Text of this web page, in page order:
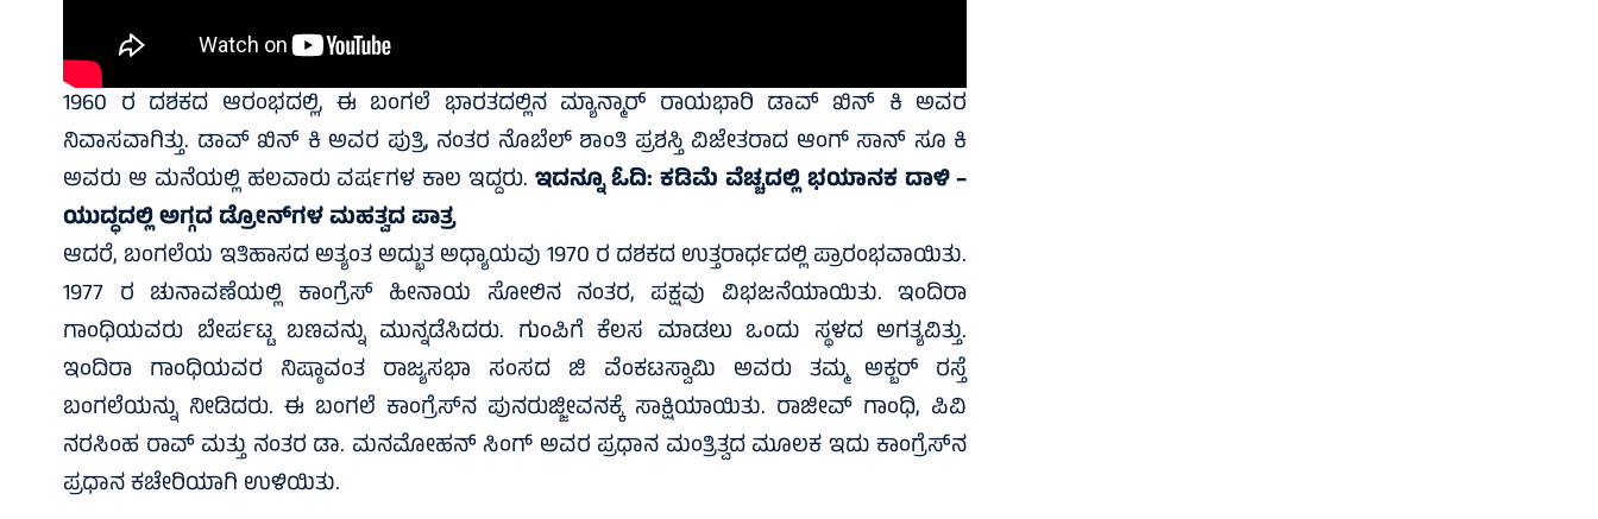
1960 ರ ದಶಕದ ಆರಂಭದಲ್ಲಿ, ಈ ಬಂಗಲೆ ಭಾರತದಲ್ಲಿನ ಮ್ಯಾನ್ಮಾರ್ ರಾಯಭಾರಿ ಡಾವ್ ಖಿನ್ ಕಿ ಅವರ
ನಿವಾಸವಾಗಿತ್ತು. ಡಾವ್ ಖಿನ್ ಕಿ ಅವರ ಪುತ್ರಿ, ನಂತರ ನೊಬೆಲ್ ಶಾಂತಿ ಪ್ರಶಸ್ತಿ ವಿಜೇತರಾದ ಆಂಗ್ ಸಾನ್ ಸೂ ಕಿ
ಅವರು ಆ ಮನೆಯಲ್ಲಿ ಹಲವಾರು ವರ್ಷಗಳ ಕಾಲ ಇದ್ದರು. ಇದನ್ನೂ ಓದಿ:ಕಡಿಮೆ ವೆಚ್ಚದಲ್ಲಿ ಭಯಾನಕ ದಾಳಿ –
ಯುದ್ಧದಲ್ಲಿ ಅಗ್ಗದ ಡ್ರೋನ್‌ಗಳ ಮಹತ್ವದ ಪಾತ್ರ
ಆದರೆ, ಬಂಗಲೆಯ ಇತಿಹಾಸದ ಅತ್ಯಂತ ಅದ್ಭುತ ಅಧ್ಯಾಯವು 1970 ರ ದಶಕದ ಉತ್ತರಾರ್ಧದಲ್ಲಿ ಪ್ರಾರಂಭವಾಯಿತು.
1977 ರ ಚುನಾವಣೆಯಲ್ಲಿ ಕಾಂಗ್ರೆಸ್ ಹೀನಾಯ ಸೋಲಿನ ನಂತರ, ಪಕ್ಷವು ವಿಭಜನೆಯಾಯಿತು. ಇಂದಿರಾ
ಗಾಂಧಿಯವರು ಬೇರ್ಪಟ್ಟ ಬಣವನ್ನು ಮುನ್ನಡೆಸಿದರು. ಗುಂಪಿಗೆ ಕೆಲಸ ಮಾಡಲು ಒಂದು ಸ್ಥಳದ ಅಗತ್ಯವಿತ್ತು.
ಇಂದಿರಾ ಗಾಂಧಿಯವರ ನಿಷ್ಠಾವಂತ ರಾಜ್ಯಸಭಾ ಸಂಸದ ಜಿ ವೆಂಕಟಸ್ವಾಮಿ ಅವರು ತಮ್ಮ ಅಕ್ಬರ್ ರಸ್ತೆ
ಬಂಗಲೆಯನ್ನು ನೀಡಿದರು. ಈ ಬಂಗಲೆ ಕಾಂಗ್ರೆಸ್‌ನ ಪುನರುಜ್ಜೀವನಕ್ಕೆ ಸಾಕ್ಷಿಯಾಯಿತು. ರಾಜೀವ್ ಗಾಂಧಿ, ಪಿವಿ
ನರಸಿಂಹ ರಾವ್ ಮತ್ತು ನಂತರ ಡಾ. ಮನಮೋಹನ್ ಸಿಂಗ್ ಅವರ ಪ್ರಧಾನ ಮಂತ್ರಿತ್ವದ ಮೂಲಕ ಇದು ಕಾಂಗ್ರೆಸ್‌ನ
ಪ್ರಧಾನ ಕಚೇರಿಯಾಗಿ ಉಳಿಯಿತು.